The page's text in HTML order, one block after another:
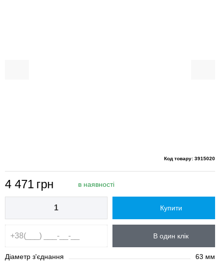
Код товару: 3915020
4 471 грн в наявності
Купити
В один клік
Діаметр з'єднання 63 мм